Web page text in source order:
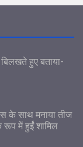
हुए बताया-
के साथ मनाया तीज
रूप में हुईं शामिल